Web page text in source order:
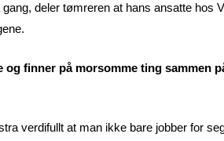
deler tømreren at hans ansatte hos
og finner på morsomme ting sammen
verdifullt at man ikke bare jobber for